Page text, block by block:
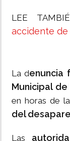
LEE
accidente
La denuncia
Municipal
en horas de
del
Las